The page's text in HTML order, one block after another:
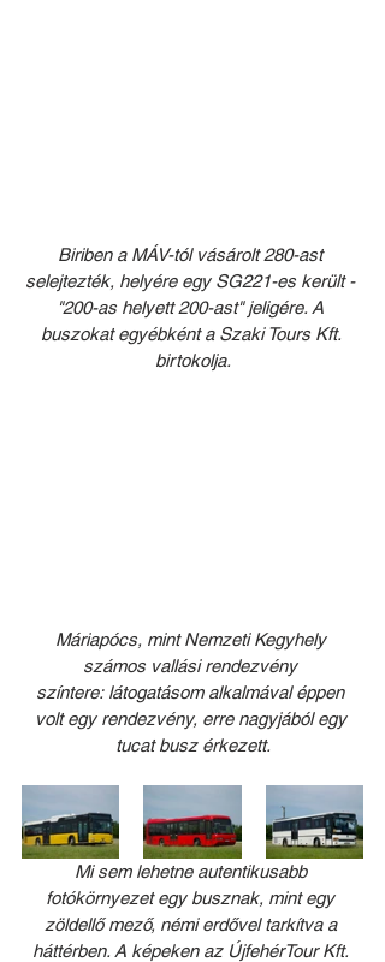
Biriben a MÁV-tól vásárolt 280-ast
selejtezték, helyére egy SG221-es került -
"200-as helyett 200-ast" jeligére. A
buszokat egyébként a Szaki Tours Kft.
birtokolja.
Máriapócs, mint Nemzeti Kegyhely
számos vallási rendezvény
színtere: látogatásom alkalmával éppen
volt egy rendezvény, erre nagyjából egy
tucat busz érkezett.
Mi sem lehetne autentikusabb
fotókörnyezet egy busznak, mint egy
zöldellő mező, némi erdővel tarkítva a
háttérben. A képeken az ÚjfehérTour Kft.